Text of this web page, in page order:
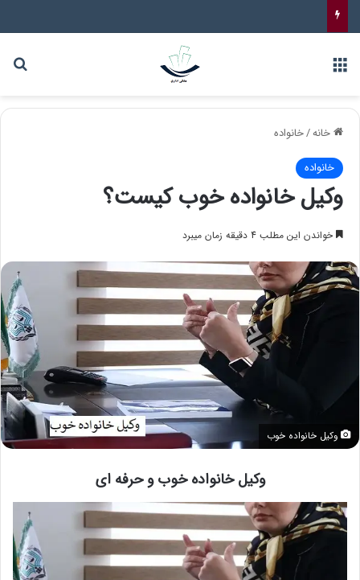
خانه/خانواده
خانواده
وکیل خانواده خوب کیست؟
خواندن این مطلب 4 دقیقه زمان میبرد
وکیل خانواده خوب
وکیل خانواده خوب و حرفه ای